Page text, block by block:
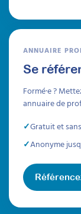
ANNUAIRE
Se
Formé·e ?
annuaire de
Gratuit et
Anonyme